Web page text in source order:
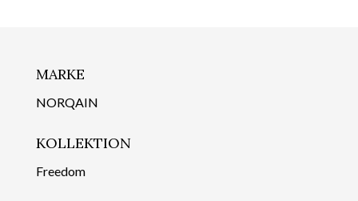
MARKE
NORQAIN
KOLLEKTION
Freedom